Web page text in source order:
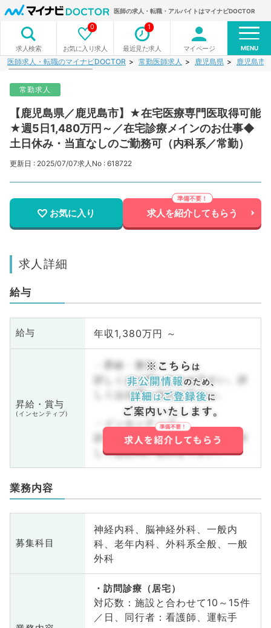
医師の求人・転職・アルバイトはマイナビDOCTOR
求人検索 お気に入り求人
0
最近見た求人
1
マイページ MENU
医師求人・転職のマイナビDOCTOR 常勤医師求人 鹿児島県 鹿児島市
常勤求人
【鹿児島県／鹿児島市】★在宅医療専門医取得可能
★週5日1,480万円～／在宅診療メインのお仕事◆
土日休み・当直なしのご勤務可（内科系／常勤）
更新日 : 2025/07/07求人No : 618722
お気に入り 求人を紹介してもらう
求人詳細
給与
給与 年収1,380万円 ～
昇給・賞与
(インセンティブ)
・昇給・賞与
詳しくはお問い合わせ下さい。詳
しくはお問い合わせ下さい。
・インセンティブ
詳しくはお問い合わせ下さい。詳
しくはお問い合わせ下さい。
業務内容
募集科目
神経内科、脳神経外科、一般内
科、老年内科、外科系全般、一般
外科
訪問診療（居宅）
対応数：施設と合わせて10～15件
／日、同行者：看護師、運転手